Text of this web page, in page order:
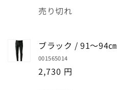
数
売り切れ
ブラック / 91～94㎝
001565014
2,730 円